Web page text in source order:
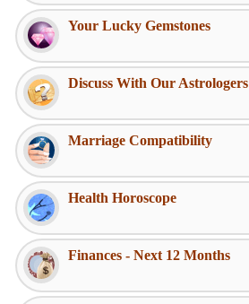
Your Lucky Gemstones
Discuss With Our Astrologers
Marriage Compatibility
Health Horoscope
Finances - Next 12 Months